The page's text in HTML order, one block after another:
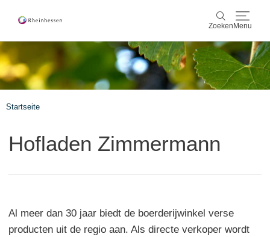
Zoeken Menu
Zoeken
wijn & gastronomie
Rheinhessen-Blog kaart
Startseite
Hofladen Zimmermann
Al meer dan 30 jaar biedt de boerderijwinkel verse
producten uit de regio aan. Als directe verkoper wordt